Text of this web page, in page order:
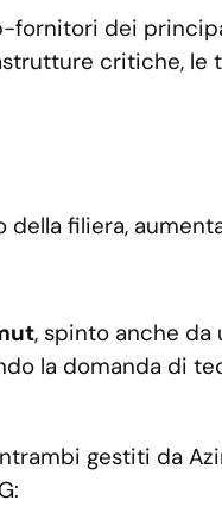
fornitori dei
critiche, le
filiera,
, spinto anche
la domanda di
gestiti da